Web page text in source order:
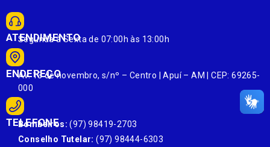
ATENDIMENTO
Segunda à Sexta de 07:00h às 13:00h
ENDEREÇO
Av. 13 de novembro, s/nº – Centro | Apuí – AM | CEP: 69265-
000
TELEFONE
Bombeiros: (97) 98419-2703
Conselho Tutelar: (97) 98444-6303